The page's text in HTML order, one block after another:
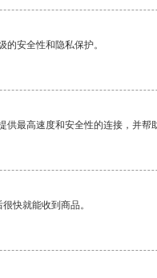
安全性和隐私保护。
最高速度和安全性的连接，并帮
快就能收到商品。